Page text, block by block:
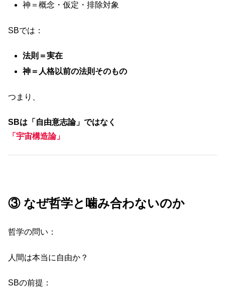
神＝概念・仮定・排除対象
SBでは：
法則＝実在
神＝人格以前の法則そのもの
つまり、
SBは「自由意志論」ではなく
「宇宙構造論」
③ なぜ哲学と噛み合わないのか
哲学の問い：
人間は本当に自由か？
SBの前提：